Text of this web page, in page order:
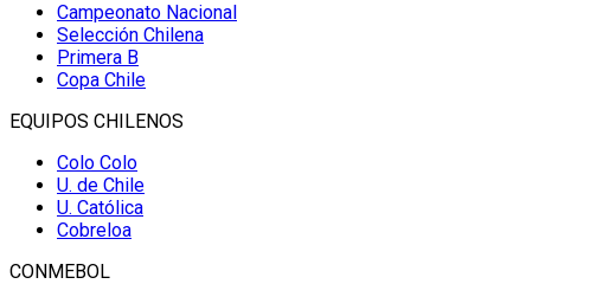
Campeonato Nacional
Selección Chilena
Primera B
Copa Chile
EQUIPOS CHILENOS
Colo Colo
U. de Chile
U. Católica
Cobreloa
CONMEBOL